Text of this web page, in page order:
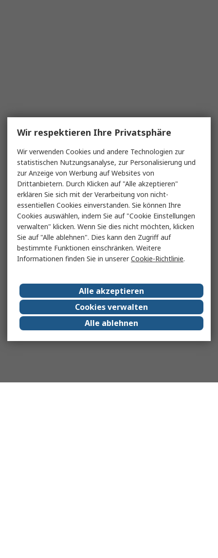
Wir respektieren Ihre Privatsphäre
Wir verwenden Cookies und andere Technologien zur
statistischen Nutzungsanalyse, zur Personalisierung und
zur Anzeige von Werbung auf Websites von
Drittanbietern. Durch Klicken auf "Alle akzeptieren"
erklären Sie sich mit der Verarbeitung von nicht-
essentiellen Cookies einverstanden. Sie können Ihre
Cookies auswählen, indem Sie auf "Cookie Einstellungen
verwalten" klicken. Wenn Sie dies nicht möchten, klicken
Sie auf "Alle ablehnen". Dies kann den Zugriff auf
bestimmte Funktionen einschränken. Weitere
Informationen finden Sie in unsererCookie-Richtlinie.
Alle akzeptieren
Cookies verwalten
Alle ablehnen